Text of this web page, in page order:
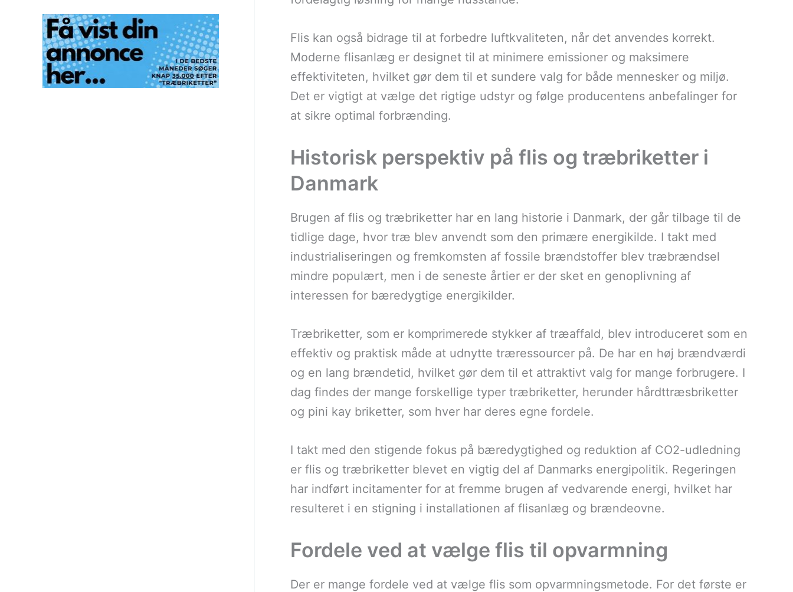
Flis kan også bidrage til at forbedre luftkvaliteten, når det anvendes korrekt.
Moderne flisanlæg er designet til at minimere emissioner og maksimere
effektiviteten, hvilket gør dem til et sundere valg for både mennesker og miljø.
Det er vigtigt at vælge det rigtige udstyr og følge producentens anbefalinger for
at sikre optimal forbrænding.
Historisk perspektiv på flis og træbriketter i
Danmark
Brugen af flis og træbriketter har en lang historie i Danmark, der går tilbage til de
tidlige dage, hvor træ blev anvendt som den primære energikilde. I takt med
industrialiseringen og fremkomsten af fossile brændstoffer blev træbrændsel
mindre populært, men i de seneste årtier er der sket en genoplivning af
interessen for bæredygtige energikilder.
Træbriketter, som er komprimerede stykker af træaffald, blev introduceret som en
effektiv og praktisk måde at udnytte træressourcer på. De har en høj brændværdi
og en lang brændetid, hvilket gør dem til et attraktivt valg for mange forbrugere. I
dag findes der mange forskellige typer træbriketter, herunder hårdttræsbriketter
og pini kay briketter, som hver har deres egne fordele.
I takt med den stigende fokus på bæredygtighed og reduktion af CO2-udledning
er flis og træbriketter blevet en vigtig del af Danmarks energipolitik. Regeringen
har indført incitamenter for at fremme brugen af vedvarende energi, hvilket har
resulteret i en stigning i installationen af flisanlæg og brændeovne.
Fordele ved at vælge flis til opvarmning
Der er mange fordele ved at vælge flis som opvarmningsmetode. For det første er